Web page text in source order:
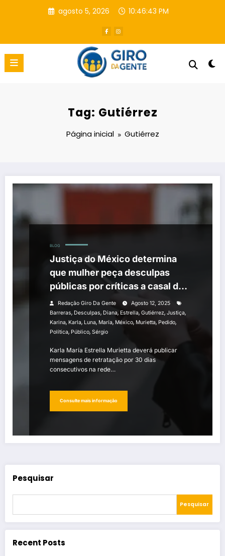
agosto 5, 2026 10:46:44 PM
Tag: Gutiérrez
Página inicial Gutiérrez
BLOG
Justiça do México determina
que mulher peça desculpas
públicas por críticas a casal de
políticos
Redação Giro Da Gente
Agosto 12, 2025
Barreras, Desculpas, Diana, Estrella, Gutiérrez, Justiça,
Karina, Karla, Luna, María, México, Murietta, Pedido,
Política, Público, Sérgio
Karla María Estrella Murietta deverá publicar
mensagens de retratação por 30 dias
consecutivos na rede…
Consulte mais informação
Pesquisar
Pesquisar
Recent Posts